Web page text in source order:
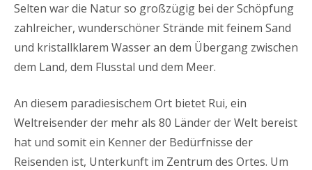
Selten war die Natur so großzügig bei der Schöpfung
zahlreicher, wunderschöner Strände mit feinem Sand
und kristallklarem Wasser an dem Übergang zwischen
dem Land, dem Flusstal und dem Meer.
An diesem paradiesischem Ort bietet Rui, ein
Weltreisender der mehr als 80 Länder der Welt bereist
hat und somit ein Kenner der Bedürfnisse der
Reisenden ist, Unterkunft im Zentrum des Ortes. Um